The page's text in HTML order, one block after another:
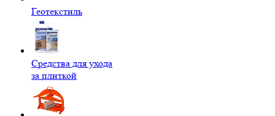
Геотекстиль
Средства для ухода
за плиткой